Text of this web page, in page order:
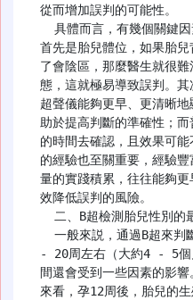
從而增加誤判的可能性。
首先是胎兒體位，如果胎
了會陰區，那麼醫生就很
態，這就極易導致誤判。
超聲儀能夠更早、更清晰
助於提高判斷的準確性；
的時間去確認，且效果可
的經驗也至關重要，經驗
量的實踐積累，往往能夠
效降低誤判的風險。
- 20周左右（大約4 - 5個
間還會受到一些因素的影
來看，孕12周後，胎兒的